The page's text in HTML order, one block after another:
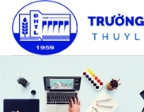
qua
nội